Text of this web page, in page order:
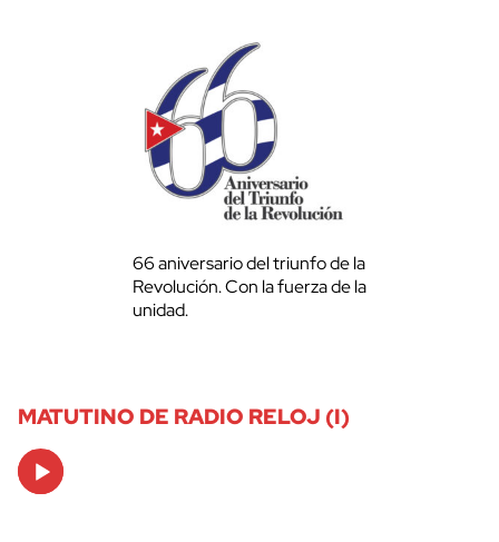
66 aniversario del triunfo de la
Revolución. Con la fuerza de la
unidad.
MATUTINO DE RADIO RELOJ (I)
Audio
Player